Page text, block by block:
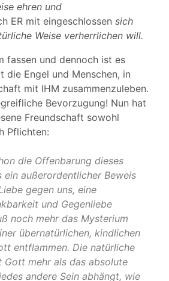
ehren und
ER mit eingeschlossen sich
Weise verherrlichen will.
fassen und dennoch ist es
die Engel und Menschen, in
mit IHM zusammenzuleben.
Bevorzugung! Nun hat
Freundschaft sowohl
Pflichten:
die Offenbarung dieses
ein außerordentlicher Beweis
gegen uns, eine
und Gegenliebe
noch mehr das Mysterium
übernatürlichen, kindlichen
entflammen. Die natürliche
Gott mehr als das absolute
andere Sein abhängt, wie